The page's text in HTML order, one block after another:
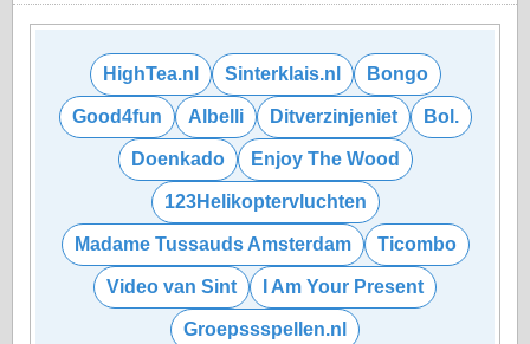
HighTea.nl Sinterklais.nl Bongo
Good4fun Albelli Ditverzinjeniet Bol.
Doenkado Enjoy The Wood
123Helikoptervluchten
Madame Tussauds Amsterdam Ticombo
Video van Sint I Am Your Present
Groepssspellen.nl